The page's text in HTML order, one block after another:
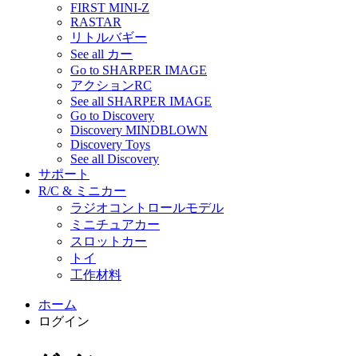
FIRST MINI-Z
RASTAR
リトルバギー
See all カー
Go to SHARPER IMAGE
アクションRC
See all SHARPER IMAGE
Go to Discovery
Discovery MINDBLOWN
Discovery Toys
See all Discovery
サポート
R/C & ミニカー
ラジオコントロールモデル
ミニチュアカー
スロットカー
トイ
工作材料
ホーム
ログイン